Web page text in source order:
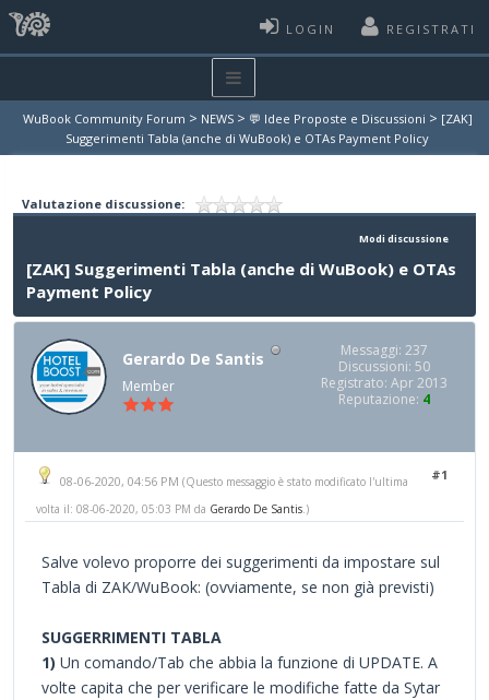
LOGIN REGISTRATI
WuBook Community Forum > NEWS > 💬 Idee Proposte e Discussioni > [ZAK]
Suggerimenti Tabla (anche di WuBook) e OTAs Payment Policy
Valutazione discussione:
Modi discussione
[ZAK] Suggerimenti Tabla (anche di WuBook) e OTAs
Payment Policy
Gerardo De Santis
Member
Messaggi: 237
Discussioni: 50
Registrato: Apr 2013
Reputazione: 4
#1
08-06-2020, 04:56 PM (Questo messaggio è stato modificato l'ultima
volta il: 08-06-2020, 05:03 PM da Gerardo De Santis .)
Salve volevo proporre dei suggerimenti da impostare sul
Tabla di ZAK/WuBook: (ovviamente, se non già previsti)
SUGGERRIMENTI TABLA
1) Un comando/Tab che abbia la funzione di UPDATE. A
volte capita che per verificare le modifiche fatte da Sytar